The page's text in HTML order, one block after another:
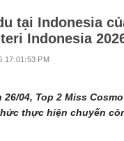
tại Indonesia
Indonesia
17:01:53 PM
26/04, Top 2 Miss
thực hiện chuyến